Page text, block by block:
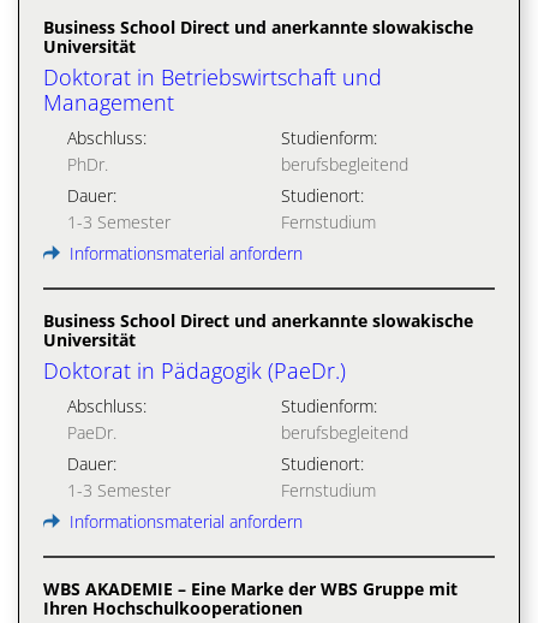
Business School Direct und anerkannte slowakische
Universität
Doktorat in Betriebswirtschaft und
Management
Abschluss:
PhDr.
Studienform:
berufsbegleitend
Dauer:
1-3 Semester
Studienort:
Fernstudium
Informationsmaterial anfordern
Business School Direct und anerkannte slowakische
Universität
Doktorat in Pädagogik (PaeDr.)
Abschluss:
PaeDr.
Studienform:
berufsbegleitend
Dauer:
1-3 Semester
Studienort:
Fernstudium
Informationsmaterial anfordern
WBS AKADEMIE – Eine Marke der WBS Gruppe mit
Ihren Hochschulkooperationen